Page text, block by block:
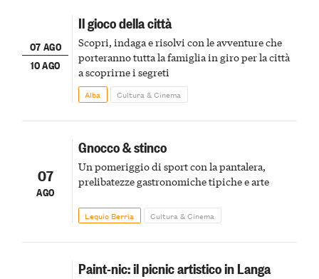
07 AGO
10 AGO
Il gioco della città
Scopri, indaga e risolvi con le avventure che
porteranno tutta la famiglia in giro per la città
a scoprirne i segreti
Alba Cultura & Cinema
07
AGO
Gnocco & stinco
Un pomeriggio di sport con la pantalera,
prelibatezze gastronomiche tipiche e arte
Lequio Berria Cultura & Cinema
Paint-nic: il picnic artistico in Langa